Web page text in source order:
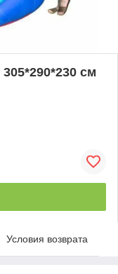
см
Условия возврата